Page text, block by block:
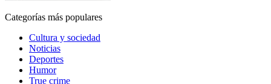
Categorías más populares
Cultura y sociedad
Noticias
Deportes
Humor
True crime